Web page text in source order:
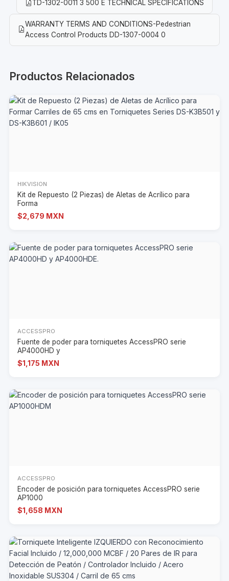
TD-1302-0011 3 500 E TECHNICAL SPECIFICATIONS
WARRANTY TERMS AND CONDITIONS-Pedestrian
Access Control Products DD-1307-0004 0
Productos Relacionados
HIKVISION
Kit de Repuesto (2 Piezas) de Aletas de Acrílico para
Forma
$2,679 MXN
ACCESSPRO
Fuente de poder para torniquetes AccessPRO serie
AP4000HD y
$1,175 MXN
ACCESSPRO
Encoder de posición para torniquetes AccessPRO serie
AP1000
$1,658 MXN